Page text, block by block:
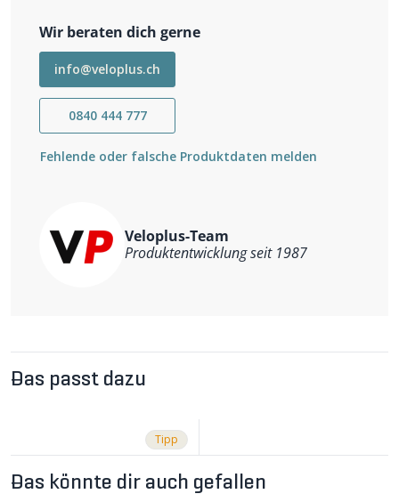
Wir beraten dich gerne
info@veloplus.ch
0840 444 777
Fehlende oder falsche Produktdaten melden
Veloplus-Team
Produktentwicklung seit 1987
Das passt dazu
Tipp
Das könnte dir auch gefallen